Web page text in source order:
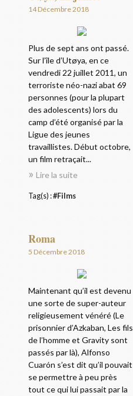
14 Décembre 2018
Plus de sept ans ont passé.
Sur l’île d’Utøya, en ce
vendredi 22 juillet 2011, un
terroriste néo-nazi abat 69
personnes (pour la plupart
des adolescents) lors du
camp d’été organisé par la
Ligue des jeunes
travaillistes. Début octobre,
un film retraçait...
Lire la suite
Tag(s) :#Films
Roma
5 Décembre 2018
Maintenant qu’il est devenu
une sorte de super-auteur
religieusement vénéré (Le
prisonnier d’Azkaban, Les fils
de l’homme et Gravity sont
passés par là), Alfonso
Cuarón s’est dit qu’il pouvait
se permettre à peu près
tout ce qui lui passait par la